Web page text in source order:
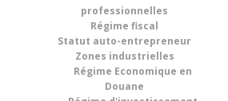
professionnelles
Régime fiscal
Statut auto-entrepreneur
Zones industrielles
Régime Economique en
Douane